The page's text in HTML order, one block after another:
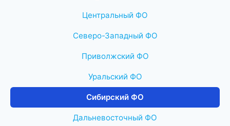
Центральный ФО
Северо-Западный ФО
Приволжский ФО
Уральский ФО
Сибирский ФО
Дальневосточный ФО